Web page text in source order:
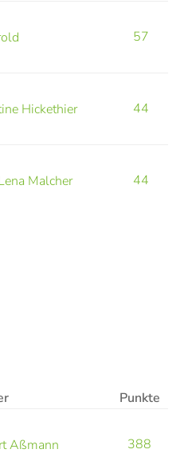
57
Hickethier 44
Malcher 44
Punkte
Aßmann 388